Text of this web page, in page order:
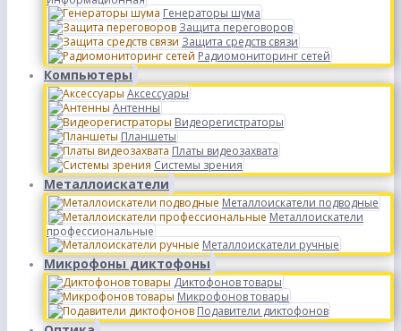
Генераторы шума
Защита переговоров
Защита средств связи
Радиомониторинг сетей
Компьютеры
Аксессуары
Антенны
Видеорегистраторы
Планшеты
Платы видеозахвата
Системы зрения
Металлоискатели
Металлоискатели подводные
Металлоискатели
профессиональные
Металлоискатели ручные
Микрофоны диктофоны
Диктофонов товары
Микрофонов товары
Подавители диктофонов